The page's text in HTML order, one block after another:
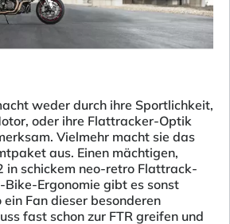
weder durch ihre Sportlichkeit,
oder ihre Flattracker-Optik
Vielmehr macht sie das
aus. Einen mächtigen,
in schickem neo-retro Flattrack-
Bike-Ergonomie gibt es sonst
Fan dieser besonderen
fast schon zur FTR greifen und